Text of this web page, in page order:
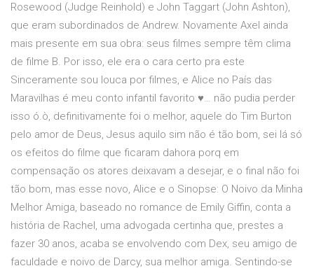
Rosewood (Judge Reinhold) e John Taggart (John Ashton),
que eram subordinados de Andrew. Novamente Axel ainda
mais presente em sua obra: seus filmes sempre têm clima
de filme B. Por isso, ele era o cara certo pra este
Sinceramente sou louca por filmes, e Alice no País das
Maravilhas é meu conto infantil favorito ♥… não pudia perder
isso ó.ò, definitivamente foi o melhor, aquele do Tim Burton
pelo amor de Deus, Jesus aquilo sim não é tão bom, sei lá só
os efeitos do filme que ficaram dahora porq em
compensação os atores deixavam a desejar, e o final não foi
tão bom, mas esse novo, Alice e o Sinopse: O Noivo da Minha
Melhor Amiga, baseado no romance de Emily Giffin, conta a
história de Rachel, uma advogada certinha que, prestes a
fazer 30 anos, acaba se envolvendo com Dex, seu amigo de
faculdade e noivo de Darcy, sua melhor amiga. Sentindo-se